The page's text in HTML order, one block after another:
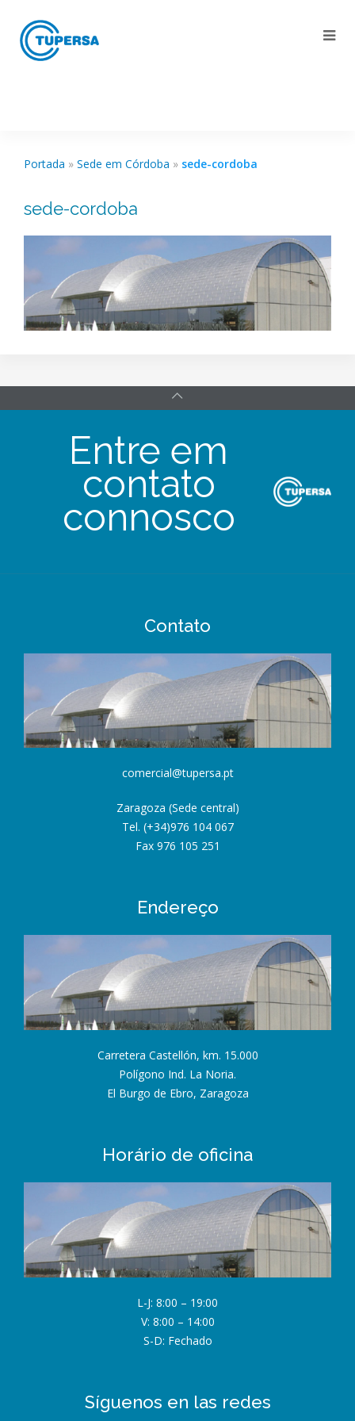
Portada » Sede em Córdoba » sede-cordoba
sede-cordoba
Entre em
contato
connosco
Contato
comercial@tupersa.pt
Zaragoza (Sede central)
Tel. (+34)976 104 067
Fax 976 105 251
Endereço
Carretera Castellón, km. 15.000
Polígono Ind. La Noria.
El Burgo de Ebro, Zaragoza
Horário de oficina
L-J: 8:00 – 19:00
V: 8:00 – 14:00
S-D: Fechado
Síguenos en las redes